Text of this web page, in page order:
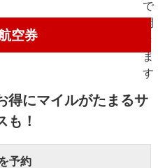
空券
得にマイルがたまるサ
も！
予約